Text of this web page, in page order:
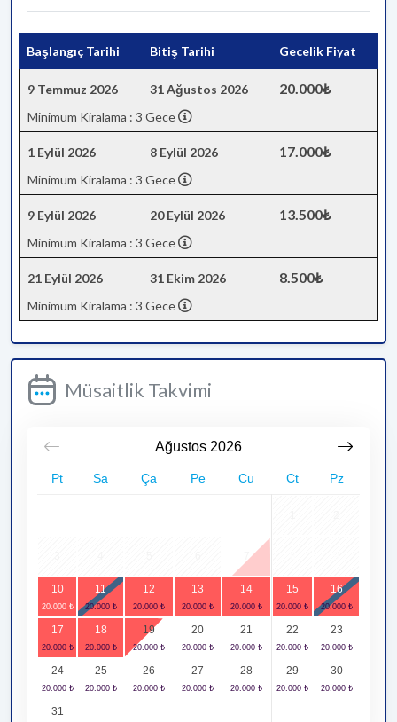
Başlangıç Tarihi Bitiş Tarihi Gecelik Fiyat
9 Temmuz 2026 31 Ağustos 2026 20.000₺
Minimum Kiralama : 3 Gece
1 Eylül 2026 8 Eylül 2026 17.000₺
Minimum Kiralama : 3 Gece
9 Eylül 2026 20 Eylül 2026 13.500₺
Minimum Kiralama : 3 Gece
21 Eylül 2026 31 Ekim 2026 8.500₺
Minimum Kiralama : 3 Gece
Müsaitlik Takvimi
Ağustos 2026
Pt Sa Ça Pe Cu Ct Pz
7
10 11 12 13 14 15 16
17 18 19 20 21 22 23
24 25 26 27 28 29 30
31